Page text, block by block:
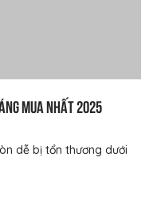
mua nhất 2025
dễ bị tổn thương dưới